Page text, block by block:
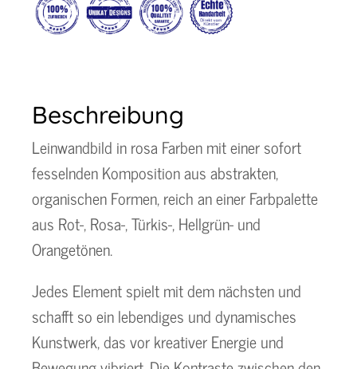
Menge
Beschreibung
Leinwandbild in rosa Farben mit einer sofort
fesselnden Komposition aus abstrakten,
organischen Formen, reich an einer Farbpalette
aus Rot-, Rosa-, Türkis-, Hellgrün- und
Orangetönen.
Jedes Element spielt mit dem nächsten und
schafft so ein lebendiges und dynamisches
Kunstwerk, das vor kreativer Energie und